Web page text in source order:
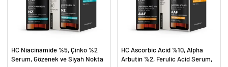
HC Niacinamide %5, Çinko %2
Serum, Gözenek ve Siyah Nokta
HC Ascorbic Acid %10, Alpha
Arbutin %2, Ferulic Acid Serum,